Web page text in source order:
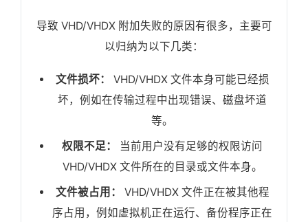
导致 VHD/VHDX 附加失败的原因有很多，主要可
以归纳为以下几类：
文件损坏：
VHD/VHDX 文件本身可能已经损
坏，例如在传输过程中出现错误、磁盘坏道
等。
权限不足：
当前用户没有足够的权限访问
VHD/VHDX 文件所在的目录或文件本身。
文件被占用：
VHD/VHDX 文件正在被其他程
序占用，例如虚拟机正在运行、备份程序正在